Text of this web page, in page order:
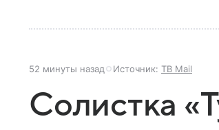
52 минуты назад Источник: ТВ Mail
Солистка